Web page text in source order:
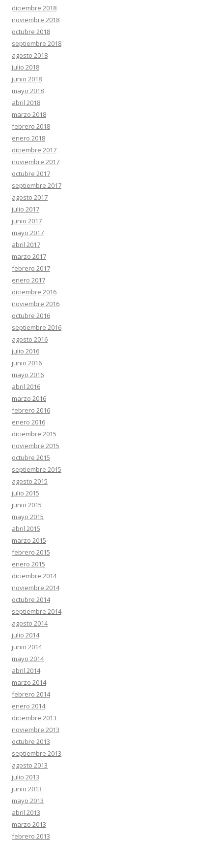
diciembre 2018
noviembre 2018
octubre 2018
septiembre 2018
agosto 2018
julio 2018
junio 2018
mayo 2018
abril 2018
marzo 2018
febrero 2018
enero 2018
diciembre 2017
noviembre 2017
octubre 2017
septiembre 2017
agosto 2017
julio 2017
junio 2017
mayo 2017
abril 2017
marzo 2017
febrero 2017
enero 2017
diciembre 2016
noviembre 2016
octubre 2016
septiembre 2016
agosto 2016
julio 2016
junio 2016
mayo 2016
abril 2016
marzo 2016
febrero 2016
enero 2016
diciembre 2015
noviembre 2015
octubre 2015
septiembre 2015
agosto 2015
julio 2015
junio 2015
mayo 2015
abril 2015
marzo 2015
febrero 2015
enero 2015
diciembre 2014
noviembre 2014
octubre 2014
septiembre 2014
agosto 2014
julio 2014
junio 2014
mayo 2014
abril 2014
marzo 2014
febrero 2014
enero 2014
diciembre 2013
noviembre 2013
octubre 2013
septiembre 2013
agosto 2013
julio 2013
junio 2013
mayo 2013
abril 2013
marzo 2013
febrero 2013